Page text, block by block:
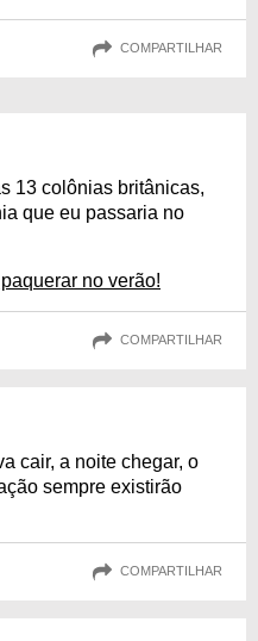
COMPARTILHAR
13 colônias britânicas,
que eu passaria no
no verão!
COMPARTILHAR
cair, a noite chegar, o
sempre existirão
COMPARTILHAR